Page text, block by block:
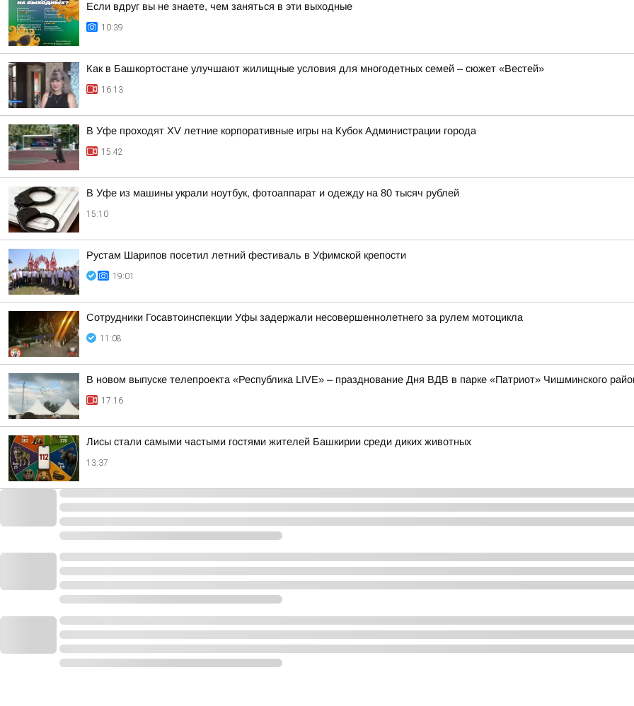
Если вдруг вы не знаете, чем заняться в эти выходные
10:39
Как в Башкортостане улучшают жилищные условия для многодетных семей – сюжет «Вестей»
16:13
В Уфе проходят XV летние корпоративные игры на Кубок Администрации города
15:42
В Уфе из машины украли ноутбук, фотоаппарат и одежду на 80 тысяч рублей
15:10
Рустам Шарипов посетил летний фестиваль в Уфимской крепости
19:01
Сотрудники Госавтоинспекции Уфы задержали несовершеннолетнего за рулем мотоцикла
11:08
В новом выпуске телепроекта «Республика LIVE» – празднование Дня ВДВ в парке «Патриот» Чишминского
17:16
Лисы стали самыми частыми гостями жителей Башкирии среди диких животных
13:37